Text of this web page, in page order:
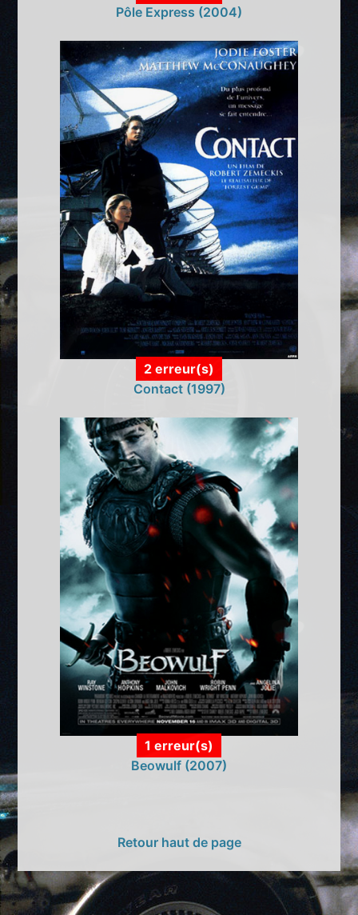
Pôle Express (2004)
2 erreur(s)
Contact (1997)
1 erreur(s)
Beowulf (2007)
Retour haut de page